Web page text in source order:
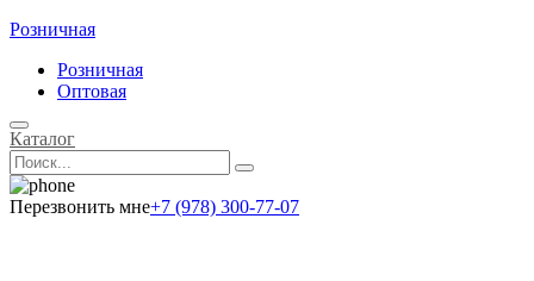
Розничная
Розничная
Оптовая
Каталог
Перезвонить мне+7 (978) 300-77-07